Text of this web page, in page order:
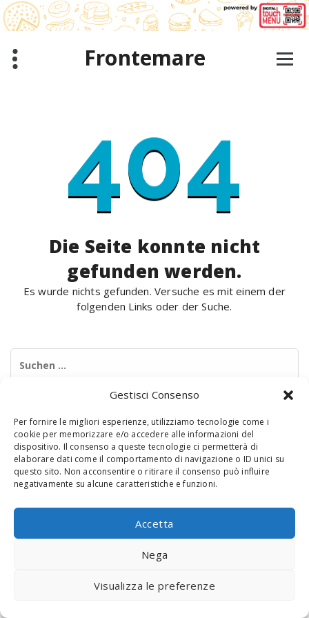
Gestisci Consenso
Per fornire le migliori esperienze, utilizziamo tecnologie come i
cookie per memorizzare e/o accedere alle informazioni del
dispositivo. Il consenso a queste tecnologie ci permetterà di
elaborare dati come il comportamento di navigazione o ID unici su
questo sito. Non acconsentire o ritirare il consenso può influire
negativamente su alcune caratteristiche e funzioni.
Accetta
Nega
Visualizza le preferenze
Zum
Inhalt
springen
Frontemare
404
Die Seite konnte nicht
gefunden werden.
Es wurde nichts gefunden. Versuche es mit einem der
folgenden Links oder der Suche.
© 2020 Digital Touch Menu. Menu realizzato da